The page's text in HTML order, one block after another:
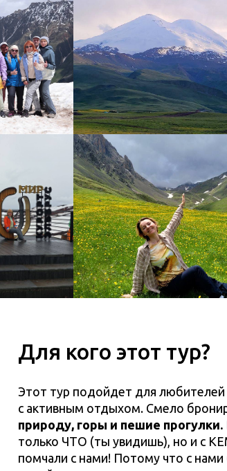
Для кого этот тур?
Этот тур подойдет для любителей
с активным отдыхом. Смело
природу, горы и пешие прогулки.
только ЧТО (ты увидишь), но и с
помчали с нами! Потому что с нами